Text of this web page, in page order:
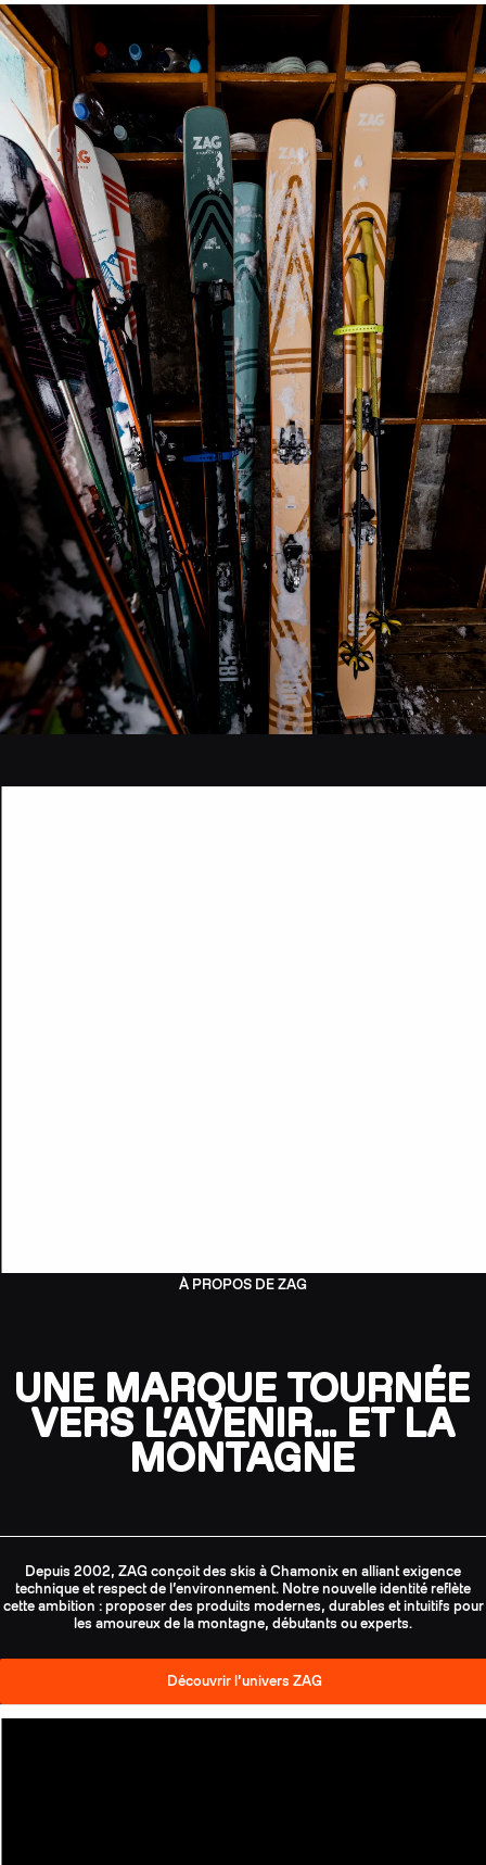
À PROPOS DE ZAG
UNE MARQUE TOURNÉE
VERS L’AVENIR… ET LA
MONTAGNE
Depuis 2002, ZAG conçoit des skis à Chamonix en alliant exigence
technique et respect de l’environnement. Notre nouvelle identité reflète
cette ambition : proposer des produits modernes, durables et intuitifs pour
les amoureux de la montagne, débutants ou experts.
Découvrir l’univers ZAG